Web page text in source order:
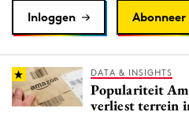
Inloggen Abonneer
DATA & INSIGHTS
Populariteit
verliest terrein